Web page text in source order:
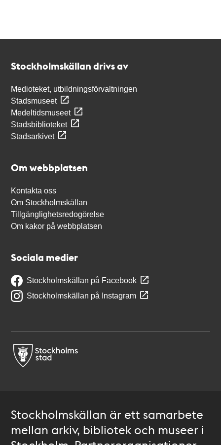
Stockholmskällan drivs av
Medioteket, utbildningsförvaltningen
Stadsmuseet
Medeltidsmuseet
Stadsbiblioteket
Stadsarkivet
Om webbplatsen
Kontakta oss
Om Stockholmskällan
Tillgänglighetsredogörelse
Om kakor på webbplatsen
Sociala medier
Stockholmskällan på Facebook
Stockholmskällan på Instagram
Stockholmskällan är ett samarbete
mellan arkiv, bibliotek och museer i